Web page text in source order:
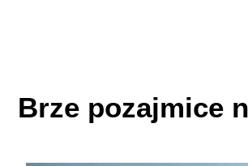
Brze pozajmice